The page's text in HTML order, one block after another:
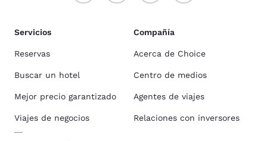
Servicios
Reservas
Buscar un hotel
Mejor precio garantizado
Viajes de negocios
Compañía
Acerca de Choice
Centro de medios
Agentes de viajes
Relaciones con inversores